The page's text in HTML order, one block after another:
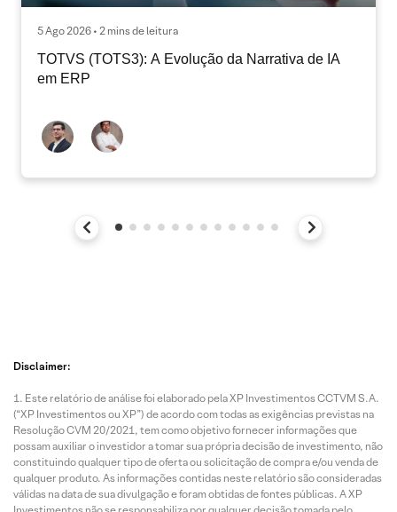
5 Ago 2026 • 2 mins de leitura
TOTVS (TOTS3): A Evolução da Narrativa de IA
em ERP
Disclaimer:
Este relatório de análise foi elaborado pela XP Investimentos CCTVM S.A.
(“XP Investimentos ou XP”) de acordo com todas as exigências previstas na
Resolução CVM 20/2021, tem como objetivo fornecer informações que
possam auxiliar o investidor a tomar sua própria decisão de investimento, não
constituindo qualquer tipo de oferta ou solicitação de compra e/ou venda de
qualquer produto. As informações contidas neste relatório são consideradas
válidas na data de sua divulgação e foram obtidas de fontes públicas. A XP